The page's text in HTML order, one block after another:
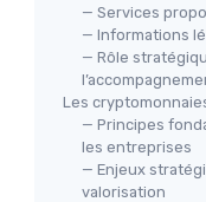
— Services
— Informations
— Rôle
Les
— Principes
les entreprises
— Enjeux
valorisation